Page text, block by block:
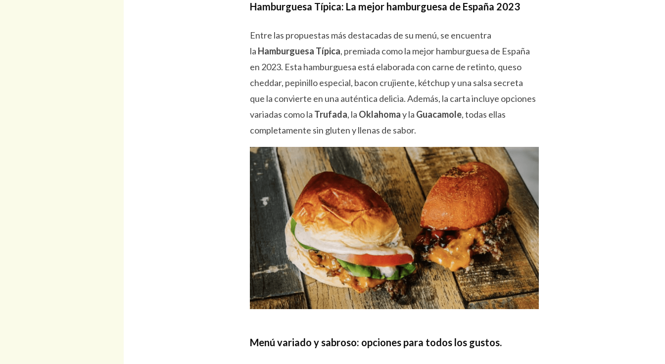
Hamburguesa Típica: La mejor hamburguesa de España 2023
Entre las propuestas más destacadas de su menú, se encuentra
la Hamburguesa Típica, premiada como la mejor hamburguesa de España
en 2023. Esta hamburguesa está elaborada con carne de retinto, queso
cheddar, pepinillo especial, bacon crujiente, kétchup y una salsa secreta
que la convierte en una auténtica delicia. Además, la carta incluye opciones
variadas como la Trufada, la Oklahomay la Guacamole, todas ellas
completamente sin gluten y llenas de sabor.
Menú variado y sabroso: opciones para todos los gustos.